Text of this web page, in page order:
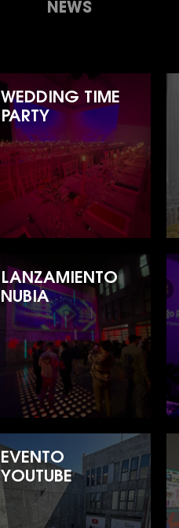
NEWS
WEDDING TIME
PARTY
LANZAMIENTO
NUBIA
EVENTO
YOUTUBE